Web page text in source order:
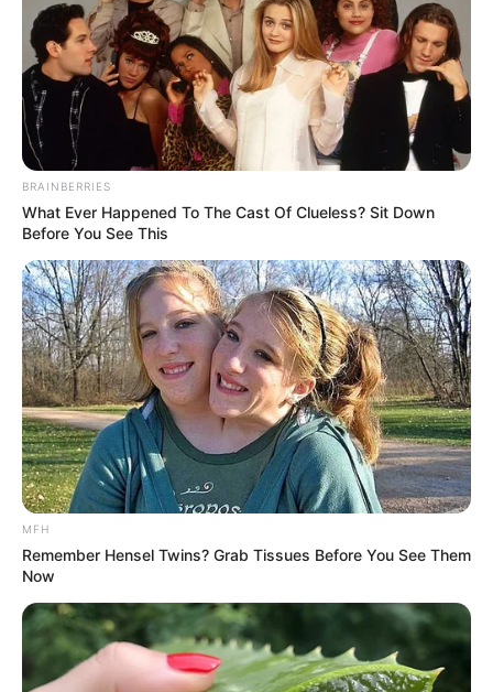
BRAINBERRIES
What Ever Happened To The Cast Of Clueless? Sit Down
Before You See This
MFH
Remember Hensel Twins? Grab Tissues Before You See Them
Now